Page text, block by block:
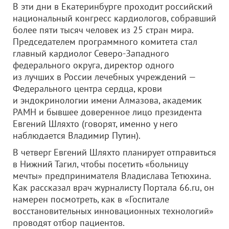
В эти дни в Екатеринбурге проходит российский
национальный конгресс кардиологов, собравший
более пяти тысяч человек из 25 стран мира.
Председателем программного комитета стал
главный кардиолог Северо-Западного
федерального округа, директор одного
из лучших в России лечебных учреждений —
Федерального центра сердца, крови
и эндокринологии имени Алмазова, академик
РАМН и бывшее доверенное лицо президента
Евгений Шляхто (говорят, именно у него
наблюдается Владимир Путин).
В четверг Евгений Шляхто планирует отправиться
в Нижний Тагил, чтобы посетить «больницу
мечты» предпринимателя Владислава Тетюхина.
Как рассказал врач журналисту Портала 66.ru, он
намерен посмотреть, как в «Госпитале
восстановительных инновационных технологий»
проводят отбор пациентов.